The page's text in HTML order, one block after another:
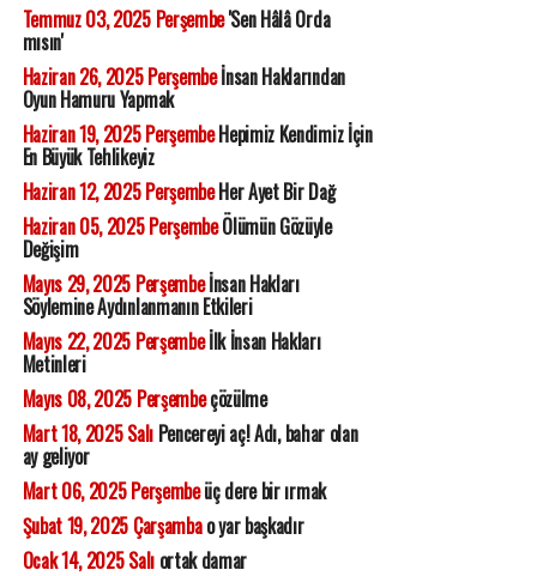
Temmuz 03, 2025 Perşembe'Sen Hâlâ Orda
mısın'
Haziran 26, 2025 Perşembeİnsan Haklarından
Oyun Hamuru Yapmak
Haziran 19, 2025 PerşembeHepimiz Kendimiz İçin
En Büyük Tehlikeyiz
Haziran 12, 2025 PerşembeHer Ayet Bir Dağ
Haziran 05, 2025 PerşembeÖlümün Gözüyle
Değişim
Mayıs 29, 2025 Perşembeİnsan Hakları
Söylemine Aydınlanmanın Etkileri
Mayıs 22, 2025 Perşembeİlk İnsan Hakları
Metinleri
Mayıs 08, 2025 Perşembeçözülme
Mart 18, 2025 SalıPencereyi aç! Adı, bahar olan
ay geliyor
Mart 06, 2025 Perşembeüç dere bir ırmak
Şubat 19, 2025 Çarşambao yar başkadır
Ocak 14, 2025 Salıortak damar